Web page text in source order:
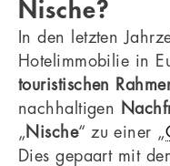
Nische?
In den letzten
Hotelimmobilie in
touristischen
nachhaltigen
„ Nische“ zu einer „
Dies gepaart mit